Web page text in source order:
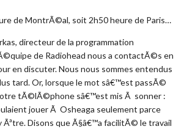
de MontrÃ©al, soit 2h50 heure de Paris…
directeur de la programmation
de Radiohead nous a contactÃ©s en
en discuter. Nous nous sommes entendus
tard. Or, lorsque le mot sâ€™est passÃ©
tÃ©lÃ©phone sâ€™est mis Ã sonner :
jouer Ã Osheaga seulement parce
Ãªtre. Disons que Ã§â€™a facilitÃ© le travail